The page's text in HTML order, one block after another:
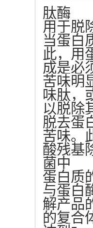
肽酶
用于脱
当蛋白
此，用
成是必
苦味明
味肽，
以脱除
脱去蛋
苦味。
酸残基
菌中
蛋白质
与蛋白
解产品
的复合